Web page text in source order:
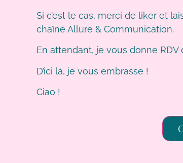
Si c’est le cas, merci de liker et
chaîne Allure & Communication.
En attendant, je vous donne
D’ici là, je vous embrasse !
Ciao !